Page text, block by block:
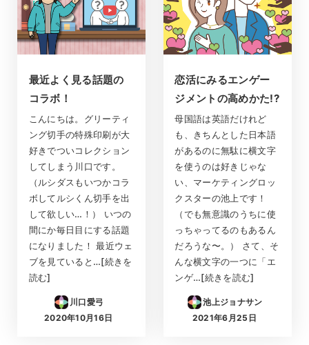
最近よく見る話題の
コラボ！
こんにちは。グリーティ
ング切手の特殊印刷が大
好きでついコレクション
してしまう川口です。
（ルシダスもいつかコラ
ボしてルシくん切手を出
して欲しい…！） いつの
間にか毎日目にする話題
になりました！ 最近ウェ
ブを見ていると…[続きを
読む]
川口愛弓
投稿日
2020年10月16日
恋活にみるエンゲー
ジメントの高めかた!?
母国語は英語だけれど
も、きちんとした日本語
があるのに無駄に横文字
を使うのは好きじゃな
い、マーケティングロッ
クスターの池上です！
（でも無意識のうちに使
っちゃってるのもあるん
だろうな〜。） さて、そ
んな横文字の一つに「エ
ンゲ…[続きを読む]
池上ジョナサン
投稿日
2021年6月25日